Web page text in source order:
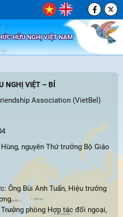
HỮU NGHỊ VIỆT NAM
NGHỊ VIỆT – BỈ
Association (VietBel)
nguyên Thứ trưởng Bộ Giáo
Ông Bùi Anh Tuấn, Hiệu trưởng
phòng Hợp tác đối ngoại,